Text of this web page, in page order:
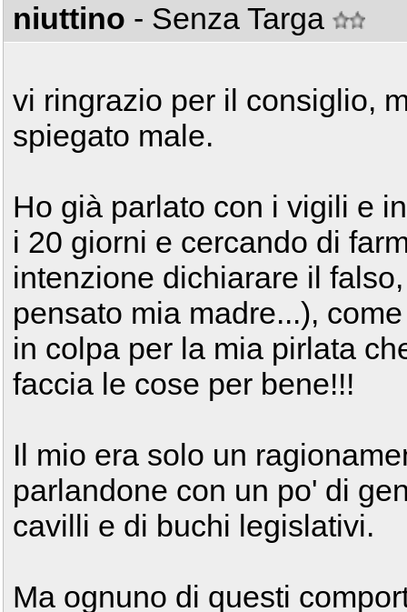
niuttino - Senza Targa
vi ringrazio per il consiglio,
spiegato male.
Ho già parlato con i vigili e
i 20 giorni e cercando di
intenzione dichiarare il
pensato mia madre...),
in colpa per la mia pirlata
faccia le cose per bene!!!
Il mio era solo un
parlandone con un po' di
cavilli e di buchi legislativi.
Ma ognuno di questi